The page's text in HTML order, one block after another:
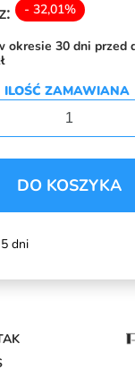
- 32,01%
okresie 30 dni przed
ILOŚĆ ZAMAWIANA
DO KOSZYKA
dni